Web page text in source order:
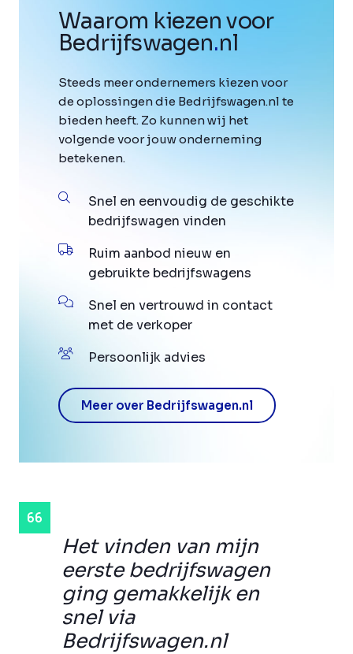
Het vinden van mijn
eerste bedrijfswagen
ging gemakkelijk en
snel via
Bedrijfswagen.nl
Waarom kiezen voor
Bedrijfswagen.nl
Steeds meer ondernemers kiezen voor
de oplossingen die Bedrijfswagen.nl te
bieden heeft. Zo kunnen wij het
volgende voor jouw onderneming
betekenen.
Snel en eenvoudig de geschikte
bedrijfswagen vinden
Ruim aanbod nieuw en
gebruikte bedrijfswagens
Snel en vertrouwd in contact
met de verkoper
Persoonlijk advies
Meer over Bedrijfswagen.nl